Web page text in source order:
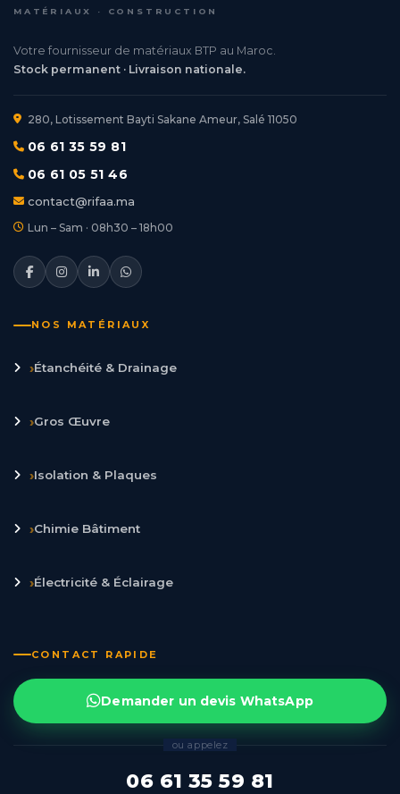
MATÉRIAUX · CONSTRUCTION
Votre fournisseur de matériaux BTP au Maroc.
Stock permanent · Livraison nationale.
280, Lotissement Bayti Sakane Ameur, Salé 11050
06 61 35 59 81
06 61 05 51 46
contact@rifaa.ma
Lun – Sam · 08h30 – 18h00
NOS MATÉRIAUX
›Étanchéité & Drainage
›Gros Œuvre
›Isolation & Plaques
›Chimie Bâtiment
›Électricité & Éclairage
CONTACT RAPIDE
Demander un devis WhatsApp
ou appelez
06 61 35 59 81